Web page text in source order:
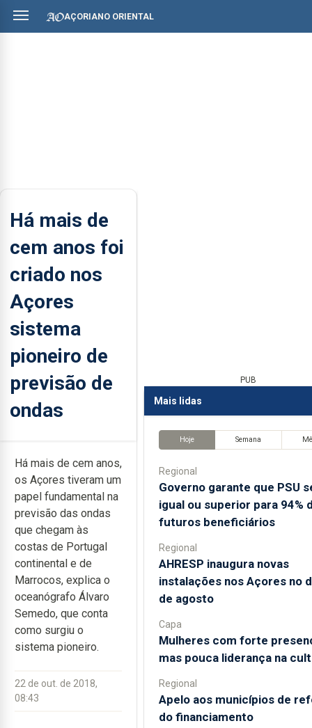
AÇORIANO ORIENTAL
Há mais de
cem anos foi
criado nos
Açores
sistema
pioneiro de
previsão de
ondas
Há mais de cem anos,
os Açores tiveram um
papel fundamental na
previsão das ondas
que chegam às
costas de Portugal
continental e de
Marrocos, explica o
oceanógrafo Álvaro
Semedo, que conta
como surgiu o
sistema pioneiro.
22 de out. de 2018,
08:43
PUB
Mais lidas
Hoje Semana
Regional
Governo garante que PSU
igual ou superior para 94%
futuros beneficiários
Regional
AHRESP inaugura novas
instalações nos Açores no
de agosto
Capa
Mulheres com forte
mas pouca liderança na
Regional
Apelo aos municípios de
do financiamento